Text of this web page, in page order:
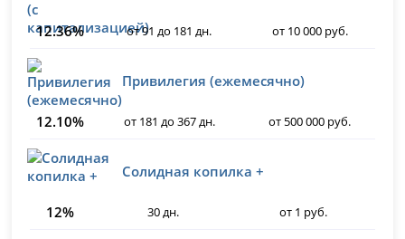
12.36% от 91 до 181 дн. от 10 000 руб.
Привилегия (ежемесячно)
12.10% от 181 до 367 дн. от 500 000 руб.
Солидная копилка +
12% 30 дн. от 1 руб.